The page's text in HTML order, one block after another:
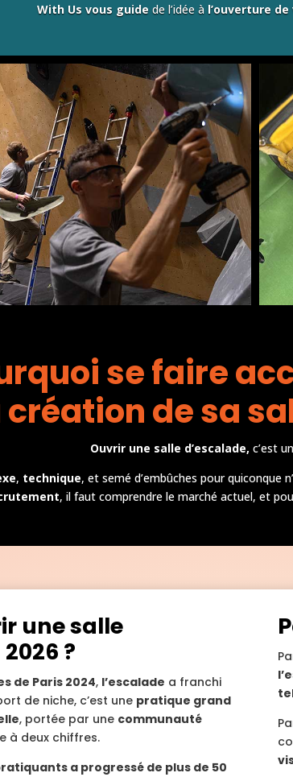
With Us vous guide de l’idée à l’ouverture
Les erreurs
fréquentes
se faire
création de sa
Ouvrir une salle d’escalade, c’est
, technique, et semé d’embûches pour quiconque
, il faut comprendre le marché actuel, et
une salle
?
de Paris 2024, l’escalade a franchi
de niche, c’est une pratique grand
, portée par une communauté
à deux chiffres.
a progressé de plus de 50